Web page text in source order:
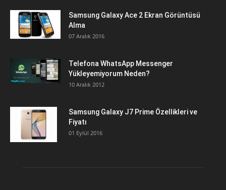
Samsung Galaxy Ace 2 Ekran Görüntüsü
Alma
07 Aralık 2016
Telefona WhatsApp Messenger
Yükleyemiyorum Neden?
10 Aralık 2012
Samsung Galaxy J7 Prime Özellikleri ve
Fiyatı
01 Eylül 2016